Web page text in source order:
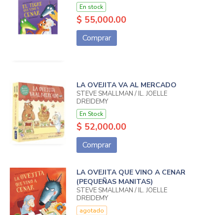
En stock
$ 55,000.00
Comprar
LA OVEJITA VA AL MERCADO
STEVE SMALLMAN / IL. JOËLLE
DREIDEMY
En Stock
$ 52,000.00
Comprar
LA OVEJITA QUE VINO A CENAR
(PEQUEÑAS MANITAS)
STEVE SMALLMAN / IL. JOËLLE
DREIDEMY
agotado